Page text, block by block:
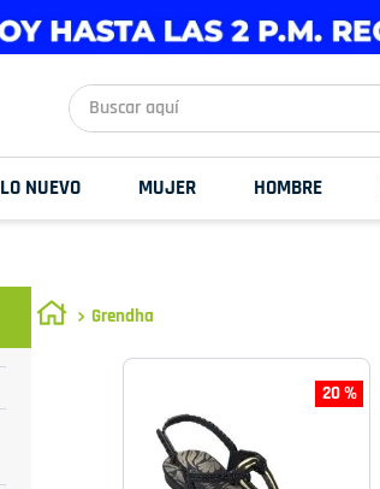
Buscar aquí
LO NUEVO MUJER HOMBRE
Grendha
20 %